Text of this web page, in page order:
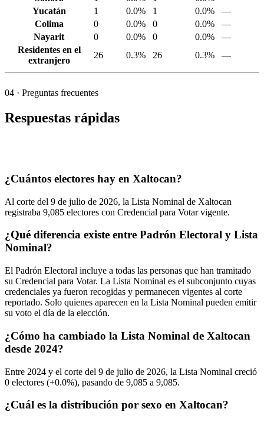
Yucatán
1 0.0% 1 0.0%
—
Colima
0 0.0% 0 0.0%
—
Nayarit
0 0.0% 0 0.0%
—
Residentes en el
extranjero
26 0.3% 26 0.3% —
04 · Preguntas frecuentes
Respuestas rápidas
¿Cuántos electores hay en Xaltocan?
Al corte del 9 de julio de 2026, la Lista Nominal de Xaltocan
registraba 9,085 electores con Credencial para Votar vigente.
¿Qué diferencia existe entre Padrón Electoral y Lista
Nominal?
El Padrón Electoral incluye a todas las personas que han tramitado
su Credencial para Votar. La Lista Nominal es el subconjunto cuyas
credenciales ya fueron recogidas y permanecen vigentes al corte
reportado. Solo quienes aparecen en la Lista Nominal pueden emitir
su voto el día de la elección.
¿Cómo ha cambiado la Lista Nominal de Xaltocan
desde 2024?
Entre 2024 y el corte del 9 de julio de 2026, la Lista Nominal creció
0 electores (+0.0%), pasando de 9,085 a 9,085.
¿Cuál es la distribución por sexo en Xaltocan?